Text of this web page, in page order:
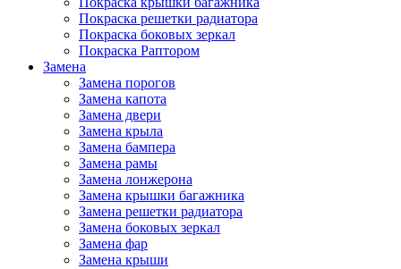
Покраска решетки радиатора
Покраска боковых зеркал
Покраска Раптором
Замена
Замена порогов
Замена капота
Замена двери
Замена крыла
Замена бампера
Замена рамы
Замена лонжерона
Замена крышки багажника
Замена решетки радиатора
Замена боковых зеркал
Замена фар
Замена крыши